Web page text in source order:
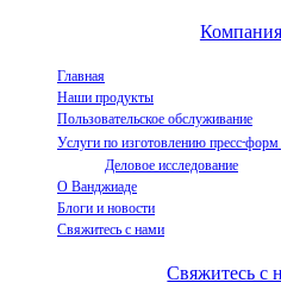
Компания
Главная
Наши продукты
Пользовательское обслуживание
Услуги по изготовлению пресс-
Деловое исследование
О Ванджиаде
Блоги и новости
Свяжитесь с нами
Свяжитесь с